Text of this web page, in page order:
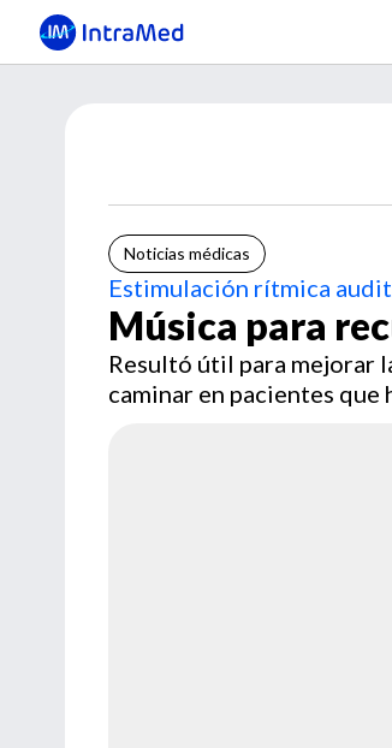
Noticias médicas
Estimulación rítmica
Música para
Resultó útil para mejorar
caminar en pacientes